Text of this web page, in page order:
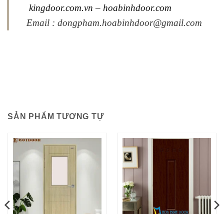
kingdoor.com.vn – hoabinhdoor.com
Email : dongpham.hoabinhdoor@gmail.com
SẢN PHẨM TƯƠNG TỰ